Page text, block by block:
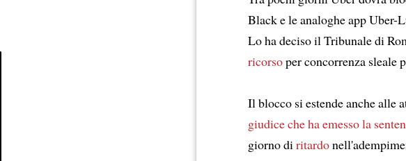
Black e le analoghe app Uber-
Lo ha deciso il Tribunale di
ricorsoper concorrenza sleale
Il blocco si estende anche alle
giudice che ha emesso la
giorno di ritardo